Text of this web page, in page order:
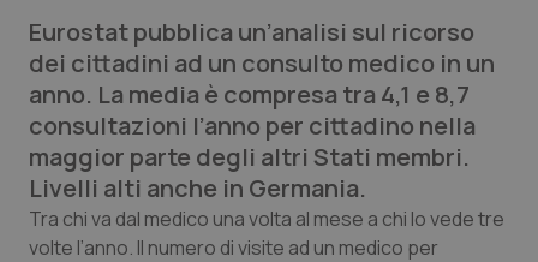
QS Pro
Professionisti Sanitari.AI
Abruzzo
Basilicata
QS Pro Gold
Artrite & artrosi
QS Club Newsletter
Eurostat pubblica un’analisi sul ricorso
dei cittadini ad un consulto medico in un
anno. La media è compresa tra 4,1 e 8,7
consultazioni l’anno per cittadino nella
maggior parte degli altri Stati membri.
Livelli alti anche in Germania.
Tra chi va dal medico una volta al mese a chi lo vede tre
volte l’anno. Il numero di visite ad un medico per